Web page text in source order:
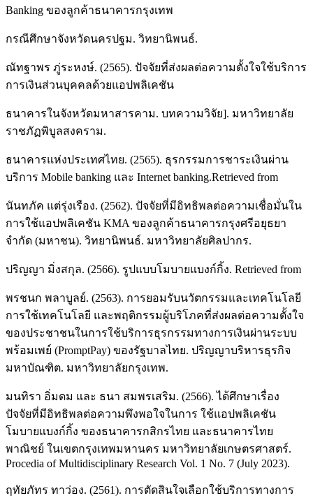
Banking ของลูกค้าธนาคารกรุงเทพ
กรณีศึกษาจังหวัดนครปฐม. วิทยานิพนธ์.
ณัทฐาพร ภู่ระหงษ์. (2565). ปัจจัยที่ส่งผลต่อความตั้งใจใช้บริการ
การเงินส่วนบุคคลด้วยแอปพลิเคชัน
ธนาคารในจังหวัดมหาสารคาม. บทความวิจัย]. มหาวิทยาลัย
ราชภัฏพิบูลสงคราม.
ธนาคารแห่งประเทศไทย. (2565). ธุรกรรมการชาระเงินผ่าน
บริการ Mobile banking และ Internet banking.Retrieved from
นันทภัค แต่รุ่งเรือง. (2562). ปัจจัยที่มีอิทธิพลต่อความเชื่อมั่นใน
การใช้แอปพลิเคชัน KMA ของลูกค้าธนาคารกรุงศรีอยุธยา
จำกัด (มหาชน). วิทยานิพนธ์. มหาวิทยาลัยศิลปากร.
ปริญญา มิ่งสกุล. (2566). รูปแบบโมบายแบงก์กิ้ง. Retrieved from
พรชนก พลาบูลย์. (2563). การยอมรับนวัตกรรมและเทคโนโลยี
การใช้เทคโนโลยี และพฤติกรรมผู้บริโภคที่ส่งผลต่อความตั้งใจ
ของประชาชนในการใช้บริการธุรกรรมทางการเงินผ่านระบบ
พร้อมเพย์ (PromptPay) ของรัฐบาลไทย. ปริญญาบริหารธุรกิจ
มหาบัณฑิต. มหาวิทยาลัยกรุงเทพ.
มนทิรา อิ่มดม และ ธนา สมพรเสริม. (2566). ได้ศึกษาเรื่อง
ปัจจัยที่มีอิทธิพลต่อความพึงพอใจในการ ใช้แอปพลิเคชัน
โมบายแบงก์กิ้ง ของธนาคารกสิกรไทย และธนาคารไทย
พาณิชย์ ในเขตกรุงเทพมหานคร มหาวิทยาลัยเกษตรศาสตร์.
Procedia of Multidisciplinary Research Vol. 1 No. 7 (July 2023).
ฤทัยภัทร ทาว่อง. (2561). การตัดสินใจเลือกใช้บริการทางการ